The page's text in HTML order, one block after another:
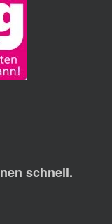
schnell.